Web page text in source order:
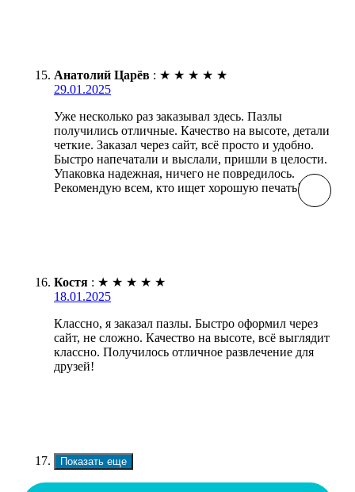
Анатолий Царёв : ★ ★ ★ ★ ★
29.01.2025
Уже несколько раз заказывал здесь. Пазлы
получились отличные. Качество на высоте, детали
четкие. Заказал через сайт, всё просто и удобно.
Быстро напечатали и выслали, пришли в целости.
Упаковка надежная, ничего не повредилось.
Рекомендую всем, кто ищет хорошую печать!
Костя : ★ ★ ★ ★ ★
18.01.2025
Классно, я заказал пазлы. Быстро оформил через
сайт, не сложно. Качество на высоте, всё выглядит
классно. Получилось отличное развлечение для
друзей!
Показать еще